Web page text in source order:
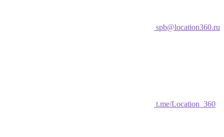
spb@location360.ru
t.me/Location_360